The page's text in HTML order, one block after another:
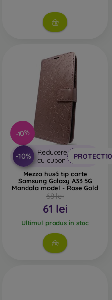
-10%
-10%
Reducere
cu cupon
PROTECT10
Mezzo husă tip carte
Samsung Galaxy A33 5G
Mandala model - Rose Gold
68 lei
61 lei
Ultimul produs în stoc